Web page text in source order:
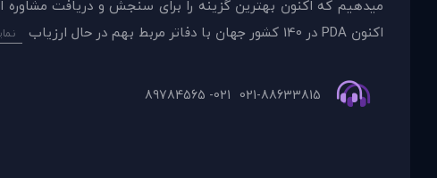
اکنون PDA در 140 کشور جهان با دفاتر مربط بهم در حال ارزیاب
021-88633815
021- 89784565